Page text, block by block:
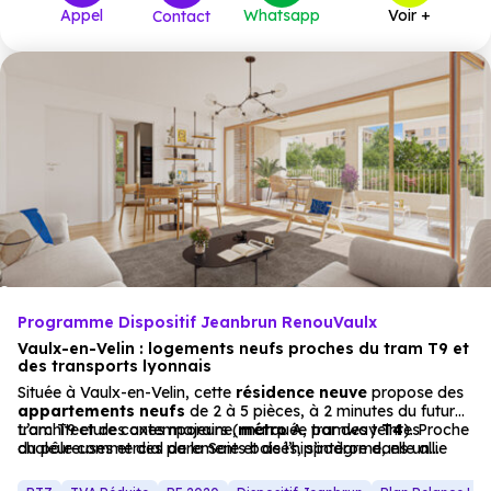
T4 Duplex 2 à partir de 285 000 €
T5 7 à partir de285 000 €
320 000 €
Appel Contact Whatsapp Voir +
Programme Dispositif Jeanbrun RenouVaulx
Vaulx-en-Velin : logements neufs proches du tram T9 et
des transports lyonnais
Située à Vaulx-en-Velin, cette résidence neuve propose des
appartements neufs de 2 à 5 pièces, à 2 minutes du futur
tram T9 et des axes majeurs (métroA, tramwayT4). Proche
du pôle commercial de la Soie et de l’hippodrome, elle allie
L’architecture contemporaine, marquée par des teintes
chaleureuses et des parements boisés, s’intègre dans un
(normes RE2020), s’étendent vers des balcons, terrasses ou